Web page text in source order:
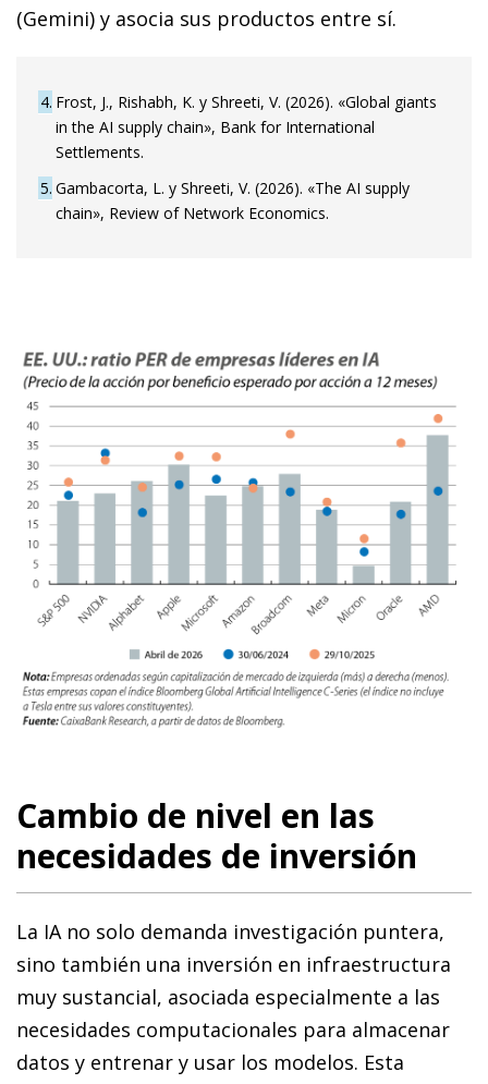
(Gemini) y asocia sus productos entre sí.
4 Frost, J., Rishabh, K. y Shreeti, V. (2026). «Global giants
in the AI supply chain», Bank for International
Settlements.
5 Gambacorta, L. y Shreeti, V. (2026). «The AI supply
chain», Review of Network Economics.
Cambio de nivel en las
necesidades de inversión
La IA no solo demanda investigación puntera,
sino también una inversión en infraestructura
muy sustancial, asociada especialmente a las
necesidades computacionales para almacenar
datos y entrenar y usar los modelos. Esta